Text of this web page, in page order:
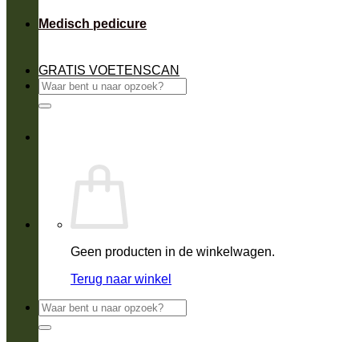
Medisch pedicure
GRATIS VOETENSCAN
Zoeken
naar:
Geen producten in de winkelwagen.
Terug naar winkel
Zoeken
naar: